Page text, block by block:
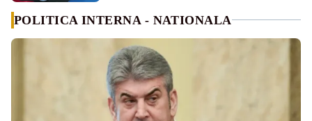
POLITICA INTERNA - NATIONALA